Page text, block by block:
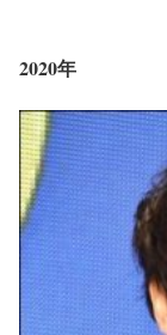
2020年